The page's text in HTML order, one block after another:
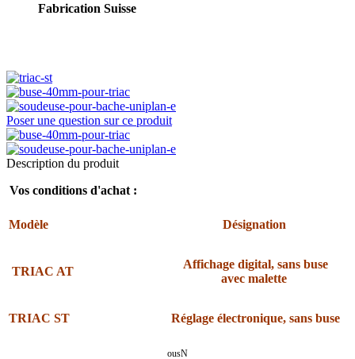
Fabrication Suisse
Poser une question sur ce produit
Description du produit
Vos conditions d'achat :
Modèle Désignation
TRIAC AT
Affichage digital, sans buse
avec malette
TRIAC ST Réglage électronique, sans buse
ousN